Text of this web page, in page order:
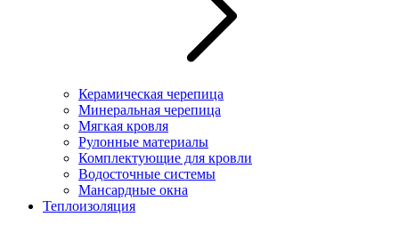
Керамическая черепица
Минеральная черепица
Мягкая кровля
Рулонные материалы
Комплектующие для кровли
Водосточные системы
Мансардные окна
Теплоизоляция